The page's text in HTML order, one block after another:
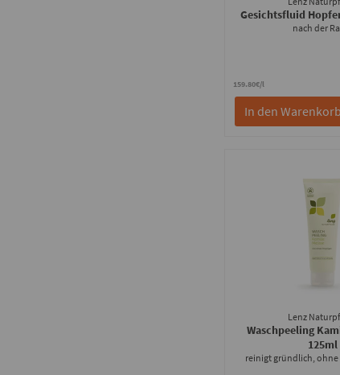
Gesichtsfluid
nach der
159.80€/l
In den Warenkorb
Lenz
Waschpeeling
125ml
reinigt gründlich,